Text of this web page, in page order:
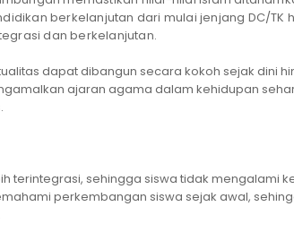
berkelanjutan dari mulai jenjang DC/TK
dan berkelanjutan.
dapat dibangun secara kokoh sejak dini
ajaran agama dalam kehidupan
terintegrasi, sehingga siswa tidak mengalami
perkembangan siswa sejak awal,